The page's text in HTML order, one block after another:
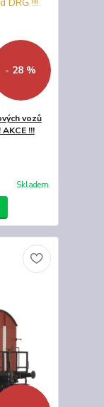
- 28 %
vozů
!!!
Skladem